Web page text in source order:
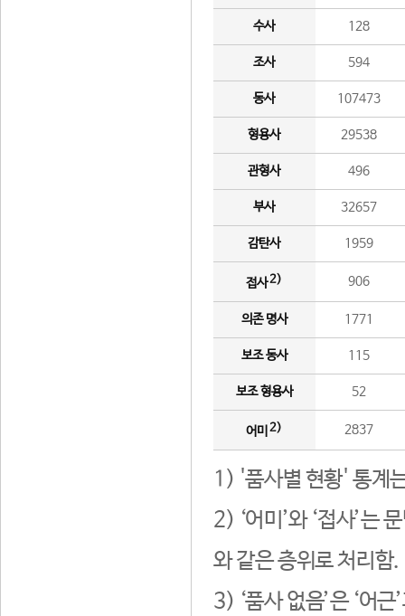
수사 128
조사 594
동사 107473
형용사 29538
관형사 496
부사 32657
감탄사 1959
접사2) 906
의존 명사 1771
보조 동사 115
보조 형용사 52
어미 2) 2837
1) '품사별 현황' 통계
2) ‘어미’와 ‘접사’는
와 같은 층위로 처리함.
3) ‘품사 없음’은 ‘어